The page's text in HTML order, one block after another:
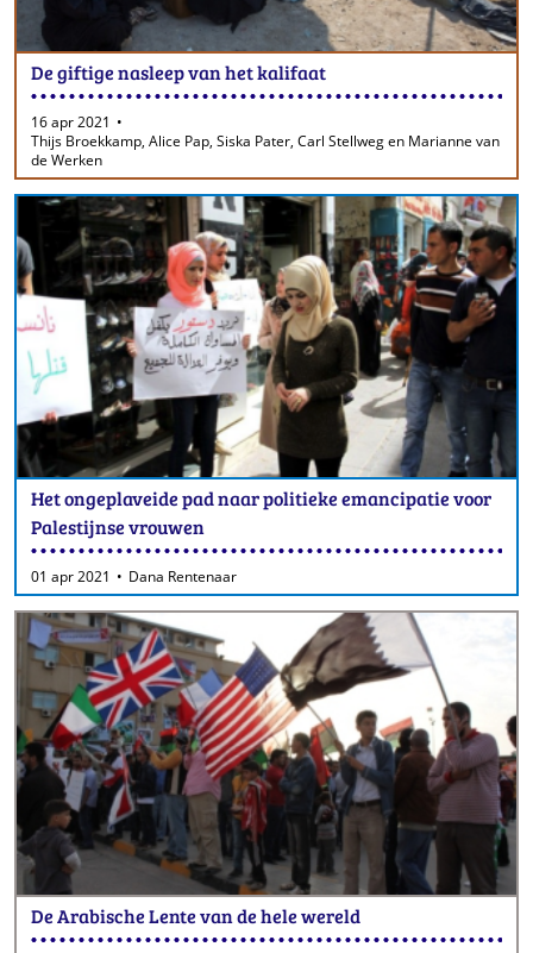
De giftige nasleep van het kalifaat
16 apr 2021
Thijs Broekkamp, Alice Pap, Siska Pater, Carl Stellweg en Marianne van
de Werken
Het ongeplaveide pad naar politieke emancipatie voor
Palestijnse vrouwen
01 apr 2021 Dana Rentenaar
De Arabische Lente van de hele wereld